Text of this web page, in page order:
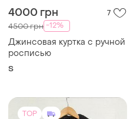
4000 грн 7
4500 грн -12%
Джинсовая куртка с ручной
росписью
S
TOP